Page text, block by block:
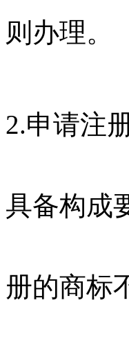
则办理。
2.申请注
具备构成
册的商标